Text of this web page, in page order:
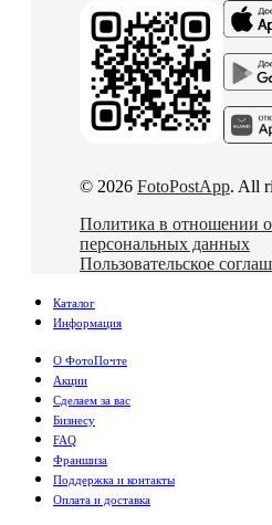
© 2026 FotoPostApp. All
Политика в отношении
персональных данных
Пользовательское
Каталог
Информация
О ФотоПочте
Акции
Сделаем за вас
Бизнесу
FAQ
Франшиза
Поддержка и контакты
Оплата и доставка